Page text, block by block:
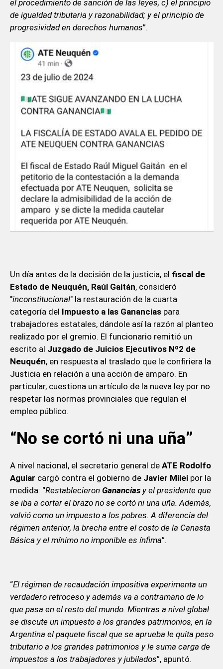
el procedimiento de sanción de las leyes, c) el principio
de igualdad tributaria y razonabilidad; y el principio de
progresividad en derechos humanos”.
Un día antes de la decisión de la justicia, el fiscal de
Estado de Neuquén, Raúl Gaitán, consideró
"inconstitucional" la restauración de la cuarta
categoría del Impuesto a las Gananciaspara
trabajadores estatales, dándole así la razón al planteo
realizado por el gremio. El funcionario remitió un
escrito al Juzgado de Juicios Ejecutivos Nº2 de
Neuquén, en respuesta al traslado que le confiriera la
Justicia en relación a una acción de amparo. En
particular, cuestiona un artículo de la nueva ley por no
respetar las normas provinciales que regulan el
empleo público.
“No se cortó ni una uña”
A nivel nacional, el secretario general de ATE Rodolfo
Aguiar cargó contra el gobierno de Javier Mileipor la
medida: “Restablecieron Gananciasy el presidente que
se iba a cortar el brazo no se cortó ni una uña. Además,
volvió como un impuesto a los pobres. A diferencia del
régimen anterior, la brecha entre el costo de la Canasta
Básica y el mínimo no imponible es ínfima”.
“El régimen de recaudación impositiva experimenta un
verdadero retroceso y además va a contramano de lo
que pasa en el resto del mundo. Mientras a nivel global
se discute un impuesto a los grandes patrimonios, en la
Argentina el paquete fiscal que se aprueba le quita peso
tributario a los grandes patrimonios y le suma carga de
impuestos a los trabajadores y jubilados”, apuntó.